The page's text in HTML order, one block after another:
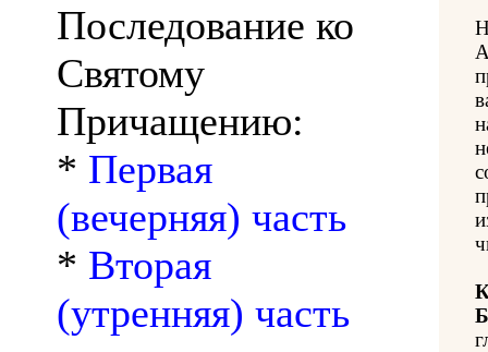
Последование ко
Святому
Причащению:
* Первая
(вечерняя) часть
* Вторая
(утренняя) часть